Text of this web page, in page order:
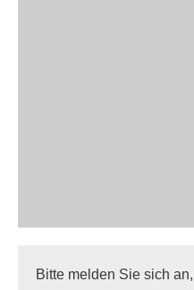
Bitte melden Sie sich